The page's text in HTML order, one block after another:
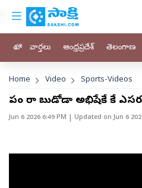
Skip to main content
custom menu
హోం వార్తలు ఆంధ్రప్రదేశ్ తెలంగాణ
Breadcrumb
Home Video Sports-Videos
పాపం రా బుడోడా అభిషేకే కే
Jun 6 2026 6:49 PM | Updated onJun 6